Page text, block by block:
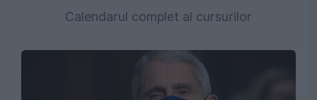
Calendarul complet al cursurilor